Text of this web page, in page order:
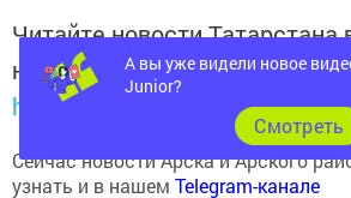
Читайте новости Татарстана в
национальном мессенджере
https://max.ru/tatmedia
Сейчас новости Арска и Арского
узнать и в нашемTelegram-канале
А вы уже видели новое
Junior?
Cмотреть